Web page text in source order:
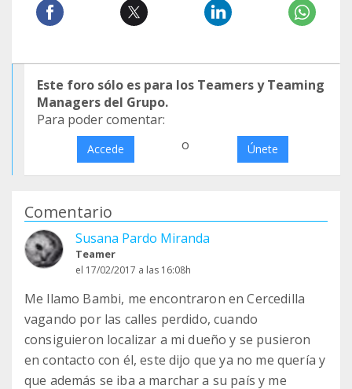
Este foro sólo es para los Teamers y Teaming
Managers del Grupo.
Para poder comentar:
Accede o Únete
Comentario
Susana Pardo Miranda
Teamer
el 17/02/2017 a las 16:08h
Me llamo Bambi, me encontraron en Cercedilla
vagando por las calles perdido, cuando
consiguieron localizar a mi dueño y se pusieron
en contacto con él, este dijo que ya no me quería y
que además se iba a marchar a su país y me